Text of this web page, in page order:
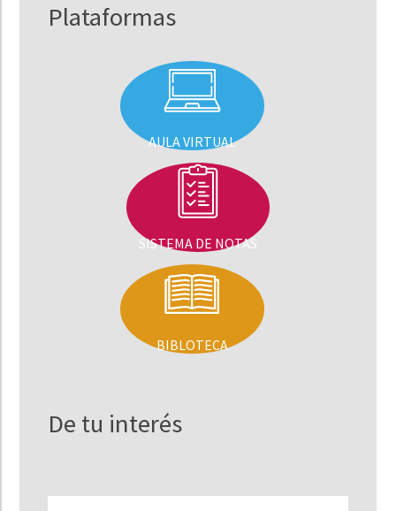
Plataformas
AULA VIRTUAL
SISTEMA DE NOTAS
BIBLOTECA
De tu interés